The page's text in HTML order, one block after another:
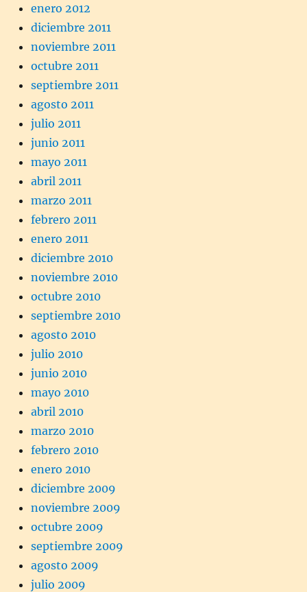
enero 2012
diciembre 2011
noviembre 2011
octubre 2011
septiembre 2011
agosto 2011
julio 2011
junio 2011
mayo 2011
abril 2011
marzo 2011
febrero 2011
enero 2011
diciembre 2010
noviembre 2010
octubre 2010
septiembre 2010
agosto 2010
julio 2010
junio 2010
mayo 2010
abril 2010
marzo 2010
febrero 2010
enero 2010
diciembre 2009
noviembre 2009
octubre 2009
septiembre 2009
agosto 2009
julio 2009